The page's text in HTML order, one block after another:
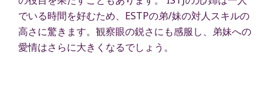
でいる時間を好むため、ESTPの弟/妹の対人スキルの
高さに驚きます。観察眼の鋭さにも感服し、弟妹への
愛情はさらに大きくなるでしょう。